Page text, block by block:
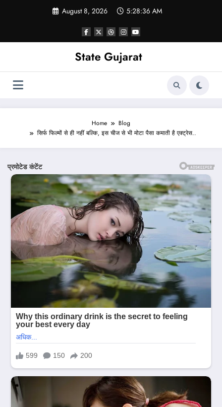
August 8, 2026 5:28:38 AM
State Gujarat
Home
Blog
सिर्फ फिल्मों से ही नहीं बल्कि, इस चीज से भी मोटा पैसा कमाती है एक्ट्रेस..